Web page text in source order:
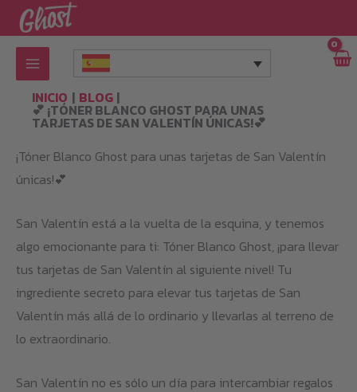
al
contenido
INICIO BLOG
💕 ¡TÓNER BLANCO GHOST PARA UNAS
TARJETAS DE SAN VALENTÍN ÚNICAS!💕
¡Tóner Blanco Ghost para unas tarjetas de San Valentín
únicas!💕
San Valentín está a la vuelta de la esquina, y tenemos
algo emocionante para ti: Tóner Blanco Ghost, ¡para llevar
tus tarjetas de San Valentín al siguiente nivel! Tu
ingrediente secreto para elevar tus tarjetas de San
Valentín más allá de lo ordinario y llevarlas al terreno de
lo extraordinario.
San Valentín no es sólo un día para intercambiar regalos